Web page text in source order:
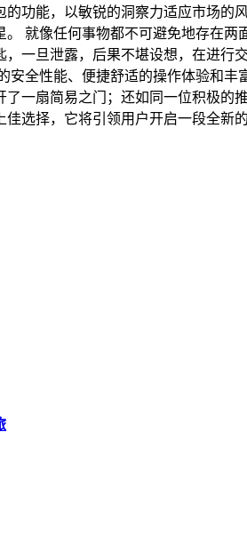
功能，以敏锐的洞察力适应市场的
就像任何事物都不可避免地存在两
一旦泄露，后果不堪设想，在进
安全性能、便捷舒适的操作体验和
一扇简易之门；还如同一位积极
选择，它将引领用户开启一段全